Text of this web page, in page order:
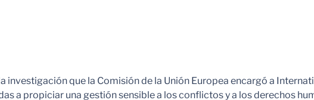
investigación que la Comisión de la Unión Europea encargó a
a propiciar una gestión sensible a los conflictos y a los derechos